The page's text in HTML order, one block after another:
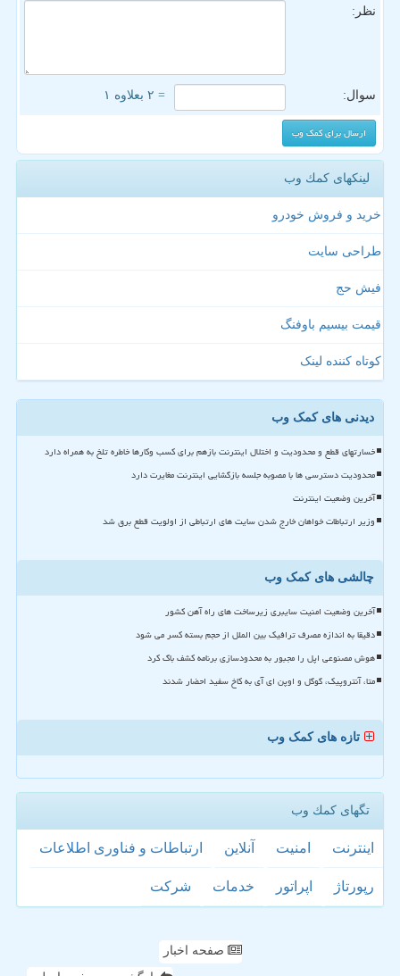
نظر:
سوال: = ۲ بعلاوه ۱
لینکهای كمك وب
خرید و فروش خودرو
طراحی سایت
فیش حج
قیمت بیسیم باوفنگ
کوتاه کننده لینک
دیدنی های کمک وب
خسارتهای قطع و محدودیت و اختلال اینترنت بازهم برای کسب وکارها خاطره تلخ به همراه دارد
محدودیت دسترسی ها با مصوبه جلسه بازگشایی اینترنت مغایرت دارد
آخرین وضعیت اینترنت
وزیر ارتباطات خواهان خارج شدن سایت های ارتباطی از اولویت قطع برق شد
چالشی های کمک وب
آخرین وضعیت امنیت سایبری زیرساخت های راه آهن کشور
دقیقا به اندازه مصرف ترافیک بین الملل از حجم بسته کسر می شود
هوش مصنوعی اپل را مجبور به محدودسازی برنامه کشف باگ کرد
متا، آنتروپیک، گوگل و اوپن ای آی به کاخ سفید احضار شدند
تازه های کمک وب
تگهای كمك وب
اینترنت امنیت آنلاین ارتباطات و فناوری اطلاعات
رپورتاژ اپراتور خدمات شركت
صفحه اخبار